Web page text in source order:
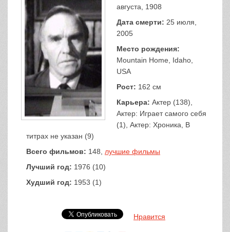
августа, 1908
Дата смерти: 25 июля,
2005
Место рождения:
Mountain Home, Idaho,
USA
Рост: 162 см
Карьера: Актер (138),
Актер: Играет самого себя
(1), Актер: Хроника, В
титрах не указан (9)
Всего фильмов: 148, лучшие фильмы
Лучший год: 1976 (10)
Худший год: 1953 (1)
Нравится